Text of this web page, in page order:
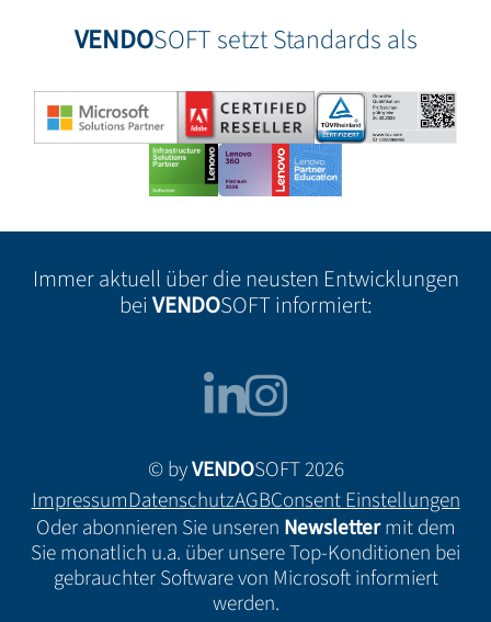
VENDOSOFT setzt Standards als
Immer aktuell über die neusten Entwicklungen
bei VENDOSOFT informiert:
© byVENDOSOFT 2026
ImpressumDatenschutzAGBConsent Einstellungen
Oder abonnieren Sie unseren Newslettermit dem
Sie monatlich u.a. über unsere Top-Konditionen bei
gebrauchter Software von Microsoft informiert
werden.